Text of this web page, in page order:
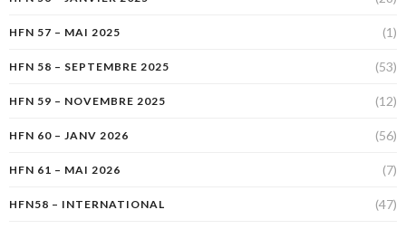
HFN 57 – MAI 2025 (1)
HFN 58 – SEPTEMBRE 2025 (53)
HFN 59 – NOVEMBRE 2025 (12)
HFN 60 – JANV 2026 (56)
HFN 61 – MAI 2026 (7)
HFN58 – INTERNATIONAL (47)